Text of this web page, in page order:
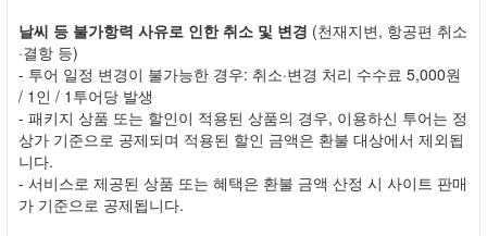
날씨 등 불가항력 사유로 인한 취소 및 변경 (천재지변, 항공편 취소
·결항 등)
- 투어 일정 변경이 불가능한 경우: 취소·변경 처리 수수료 5,000원
/ 1인 / 1투어당 발생
- 패키지 상품 또는 할인이 적용된 상품의 경우, 이용하신 투어는 정
상가 기준으로 공제되며 적용된 할인 금액은 환불 대상에서 제외됩
니다.
- 서비스로 제공된 상품 또는 혜택은 환불 금액 산정 시 사이트 판매
가 기준으로 공제됩니다.